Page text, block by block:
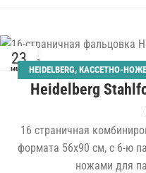
23
ИЮЛ HEIDELBERG, КАССЕТНО-
ПЛОСКОСТАПЕЛЬНЫЙ
Heidelberg
16 страничная
формата 56x90 см, с 6-ю
ножами для